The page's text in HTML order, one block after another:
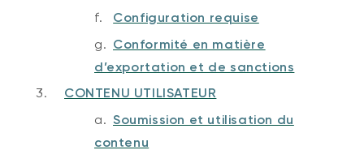
f.
Configuration requise
g. Conformité en matière
d’exportation et de sanctions
3.
CONTENU UTILISATEUR
a. Soumission et utilisation du
contenu